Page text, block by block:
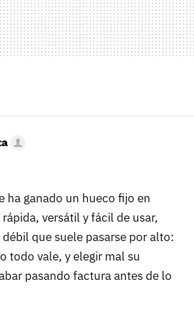
ha ganado un hueco fijo en
versátil y fácil de usar,
que suele pasarse por alto:
todo vale, y elegir mal su
pasando factura antes de lo